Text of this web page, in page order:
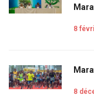
8
8